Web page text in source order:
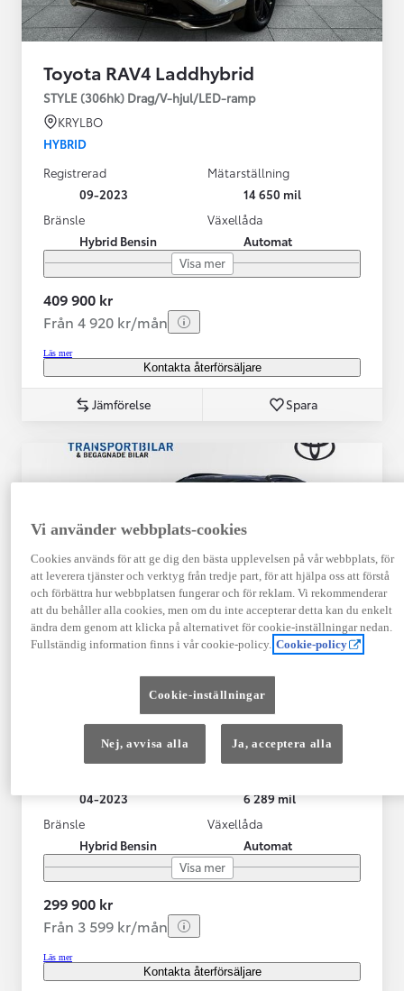
Toyota RAV4 Laddhybrid
STYLE (306hk) Drag/V-hjul/LED-ramp
KRYLBO
HYBRID
Registrerad
09-2023
Mätarställning
14 650 mil
Bränsle
Hybrid Bensin
Växellåda
Automat
Visa mer
409 900 kr
Från 4 920 kr/mån
Läs mer
Kontakta återförsäljare
Jämförelse Spara
Toyota Yaris Cross
Toyota Yaris Cross 1,5 Hybrid Adventure Drag V-Hjul
KRYLBO
04-2023
6 289 mil
Bränsle
Hybrid Bensin
Växellåda
Automat
Visa mer
299 900 kr
Från 3 599 kr/mån
Läs mer
Kontakta återförsäljare
Vi använder webbplats-cookies
Cookies används för att ge dig den bästa upplevelsen på vår webbplats, för
att leverera tjänster och verktyg från tredje part, för att hjälpa oss att förstå
och förbättra hur webbplatsen fungerar och för reklam. Vi rekommenderar
att du behåller alla cookies, men om du inte accepterar detta kan du enkelt
ändra dem genom att klicka på alternativet för cookie-inställningar nedan.
Fullständig information finns i vår cookie-policy. Cookie-policy
Cookie-inställningar
Nej, avvisa alla Ja, acceptera alla